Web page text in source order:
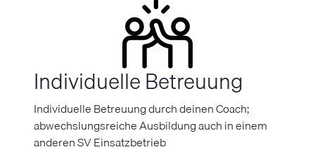
Individuelle Betreuung
Individuelle Betreuung durch deinen Coach;
abwechslungsreiche Ausbildung auch in einem
anderen SV Einsatzbetrieb